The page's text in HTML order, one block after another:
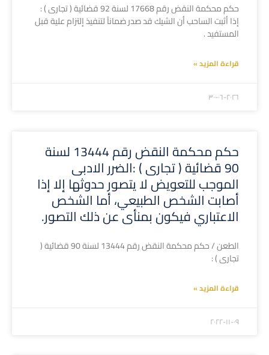
حكم محكمة النقض رقم 17668 لسنة 92 قضائية ( تجارى ) :
إذا أثبت الساحب أن الشيك قد صدر ضمانآ لتنفيذ إلتزام علية قبل
المستفيد .
قراءة المزيد »
۲۰۲٦-۰٦-۳۰
حكم محكمة النقض رقم 13444 لسنة
90 قضائية ( تجارى ) :الضرر الادبى
الموجب للتعويض لا يتصور حدوثها إلا إذا
أصابت الشخص الطبيعي، أما الشخص
الاعتباري فيكون بمنأى عن ذلك التصور.
الطعن / حكم محكمة النقض رقم 13444 لسنة 90 قضائية (
تجارى ) :
قراءة المزيد »
۲۰۲۲-۱۱-۰۹